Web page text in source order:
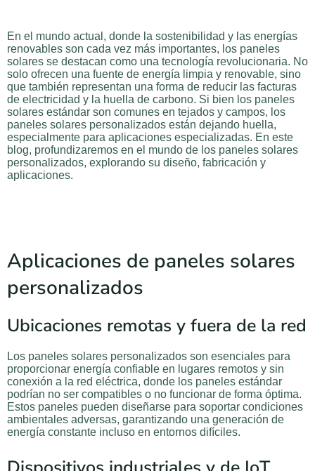
En el mundo actual, donde la sostenibilidad y las energías
renovables son cada vez más importantes, los paneles
solares se destacan como una tecnología revolucionaria. No
solo ofrecen una fuente de energía limpia y renovable, sino
que también representan una forma de reducir las facturas
de electricidad y la huella de carbono. Si bien los paneles
solares estándar son comunes en tejados y campos, los
paneles solares personalizados están dejando huella,
especialmente para aplicaciones especializadas. En este
blog, profundizaremos en el mundo de los paneles solares
personalizados, explorando su diseño, fabricación y
aplicaciones.
Aplicaciones de paneles solares
personalizados
Ubicaciones remotas y fuera de la red
Los paneles solares personalizados son esenciales para
proporcionar energía confiable en lugares remotos y sin
conexión a la red eléctrica, donde los paneles estándar
podrían no ser compatibles o no funcionar de forma óptima.
Estos paneles pueden diseñarse para soportar condiciones
ambientales adversas, garantizando una generación de
energía constante incluso en entornos difíciles.